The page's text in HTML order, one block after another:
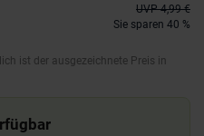
UVP 4,99 €
Sie sparen 40 %
ist der ausgezeichnete Preis in